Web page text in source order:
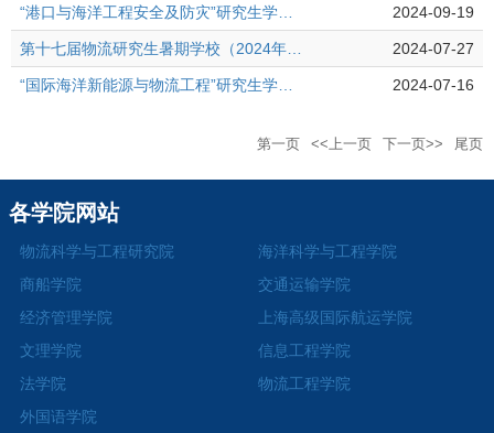
2024-09-19
2024-07-27
2024-07-16
第一页 <<上一页 下一页>> 尾页
各学院网站
物流科学与工程研究院
海洋科学与工程学院
商船学院
交通运输学院
经济管理学院
上海高级国际航运学院
文理学院
信息工程学院
法学院
物流工程学院
外国语学院